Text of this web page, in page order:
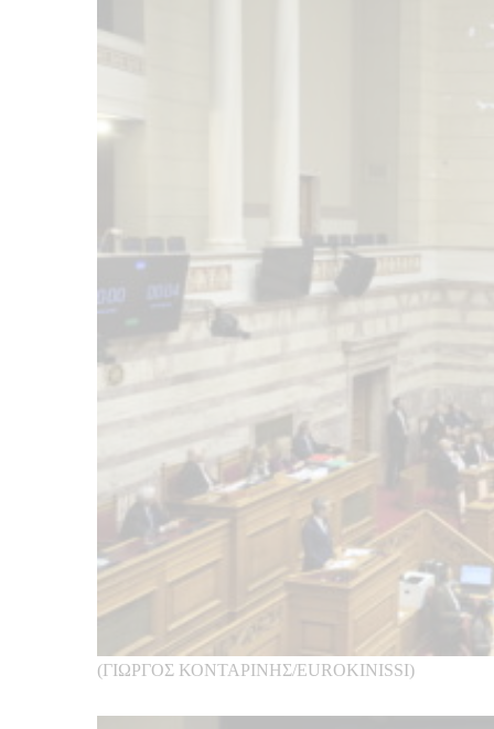
(ΓΙΩΡΓΟΣ ΚΟΝΤΑΡΙΝΗΣ/EUROKINISSI)